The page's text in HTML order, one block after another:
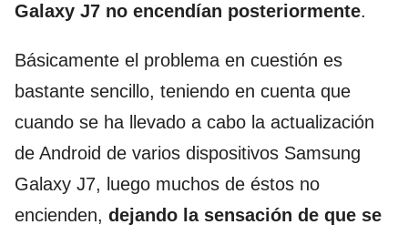
Galaxy J7 no encendían posteriormente.
Básicamente el problema en cuestión es
bastante sencillo, teniendo en cuenta que
cuando se ha llevado a cabo la actualización
de Android de varios dispositivos Samsung
Galaxy J7, luego muchos de éstos no
encienden, dejando la sensación de que se